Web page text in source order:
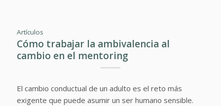
Artículos
Cómo trabajar la ambivalencia al
cambio en el mentoring
El cambio conductual de un adulto es el reto más
exigente que puede asumir un ser humano sensible.